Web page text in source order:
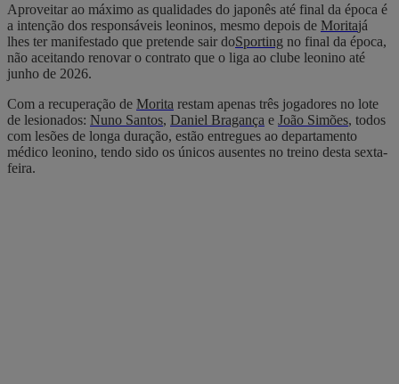
Aproveitar ao máximo as qualidades do japonês até final da época é
a intenção dos responsáveis leoninos, mesmo depois de Moritajá
lhes ter manifestado que pretende sair doSporting no final da época,
não aceitando renovar o contrato que o liga ao clube leonino até
junho de 2026.
Com a recuperação de Morita restam apenas três jogadores no lote
de lesionados: Nuno Santos, Daniel Bragança e João Simões, todos
com lesões de longa duração, estão entregues ao departamento
médico leonino, tendo sido os únicos ausentes no treino desta sexta-
feira.